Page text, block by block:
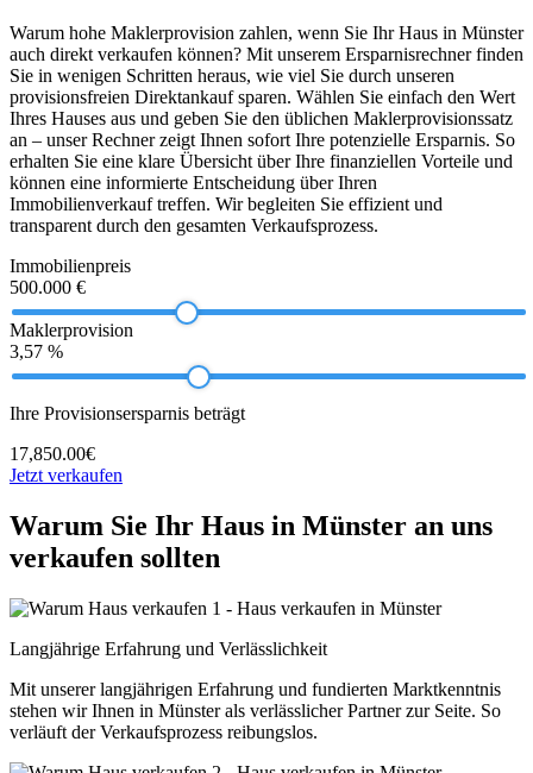
Warum hohe Maklerprovision zahlen, wenn Sie Ihr Haus in Münster
auch direkt verkaufen können? Mit unserem Ersparnisrechner finden
Sie in wenigen Schritten heraus, wie viel Sie durch unseren
provisionsfreien Direktankauf sparen. Wählen Sie einfach den Wert
Ihres Hauses aus und geben Sie den üblichen Maklerprovisionssatz
an – unser Rechner zeigt Ihnen sofort Ihre potenzielle Ersparnis. So
erhalten Sie eine klare Übersicht über Ihre finanziellen Vorteile und
können eine informierte Entscheidung über Ihren
Immobilienverkauf treffen. Wir begleiten Sie effizient und
transparent durch den gesamten Verkaufsprozess.
Immobilienpreis
500.000 €
Maklerprovision
3,57 %
Ihre Provisionsersparnis beträgt
17,850.00€
Jetzt verkaufen
Warum Sie Ihr Haus in Münster an uns
verkaufen sollten
Langjährige Erfahrung und Verlässlichkeit
Mit unserer langjährigen Erfahrung und fundierten Marktkenntnis
stehen wir Ihnen in Münster als verlässlicher Partner zur Seite. So
verläuft der Verkaufsprozess reibungslos.